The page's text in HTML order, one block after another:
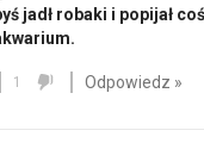
jadł robaki i popijał
1 Odpowiedz »